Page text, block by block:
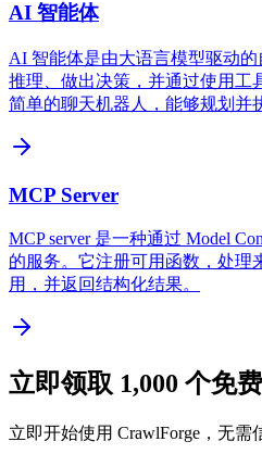
AI 智能体
AI 智能体是由大语言模型驱动
推理、做出决策，并通过使用工
简单的聊天机器人，能够规划并
MCP Server
MCP server 是一种通过 Model
的服务。它注册可用函数，处理
用，并返回结构化结果。
立即领取 1,000 个免
立即开始使用 CrawlForge，无需